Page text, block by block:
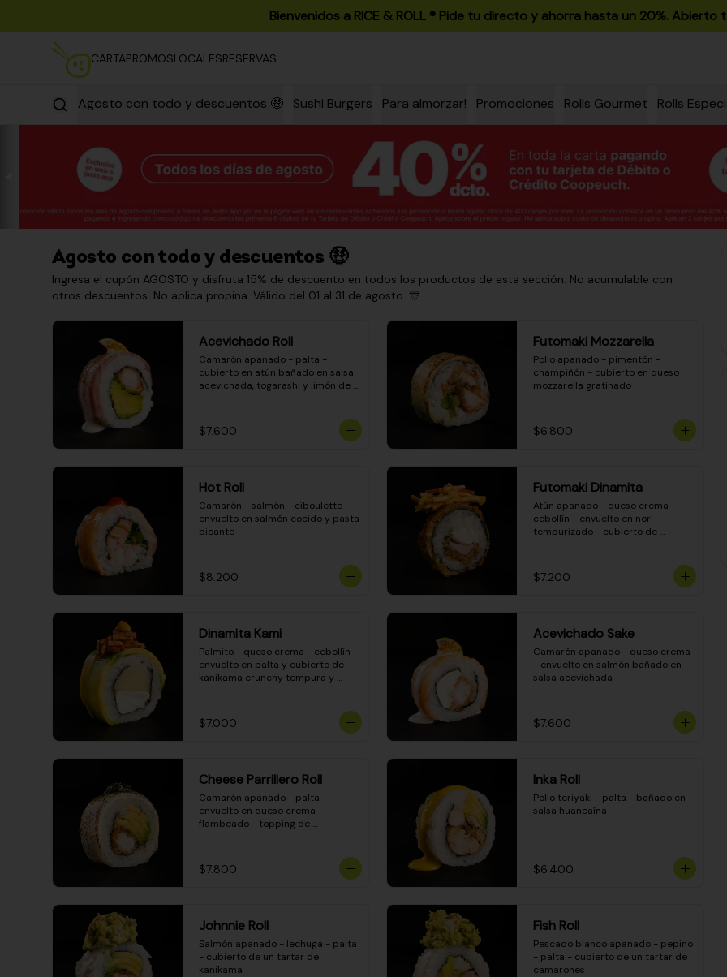
Bienvenidos a RICE & ROLL ®️ Pide tu directo y ahorra hasta un 20%. Abierto
CARTAPROMOSLOCALESRESERVAS
Agosto con todo y descuentos 🤑 Sushi Burgers Para almorzar! Promociones Rolls Gourmet Rolls
Agosto con todo y descuentos 🤑
Ingresa el cupón AGOSTO y disfruta 15% de descuento en todos los productos de esta sección. No acumulable con
otros descuentos. No aplica propina. Válido del 01 al 31 de agosto. 🎊
Acevichado Roll
Camarón apanado - palta -
cubierto en atún bañado en salsa
acevichada, togarashi y limón de
$7.600
Futomaki Mozzarella
Pollo apanado - pimentón -
champiñón - cubierto en queso
mozzarella gratinado
$6.800
Hot Roll
Camarón - salmón - ciboulette -
envuelto en salmón cocido y pasta
picante
$8.200
Futomaki Dinamita
Atún apanado - queso crema -
cebollín - envuelto en nori
tempurizado - cubierto de
$7.200
Dinamita Kami
Palmito - queso crema - cebollín -
envuelto en palta y cubierto de
kanikama crunchy tempura y
$7.000
Acevichado Sake
Camarón apanado - queso crema
- envuelto en salmón bañado en
salsa acevichada
$7.600
Cheese Parrillero Roll
Camarón apanado - palta -
envuelto en queso crema
flambeado - topping de
$7.800
Inka Roll
Pollo teriyaki - palta - bañado en
salsa huancaína
$6.400
Johnnie Roll
Salmón apanado - lechuga - palta
- cubierto de un tartar de
kanikama
Fish Roll
Pescado blanco apanado - pepino
- palta - cubierto de un tartar de
camarones